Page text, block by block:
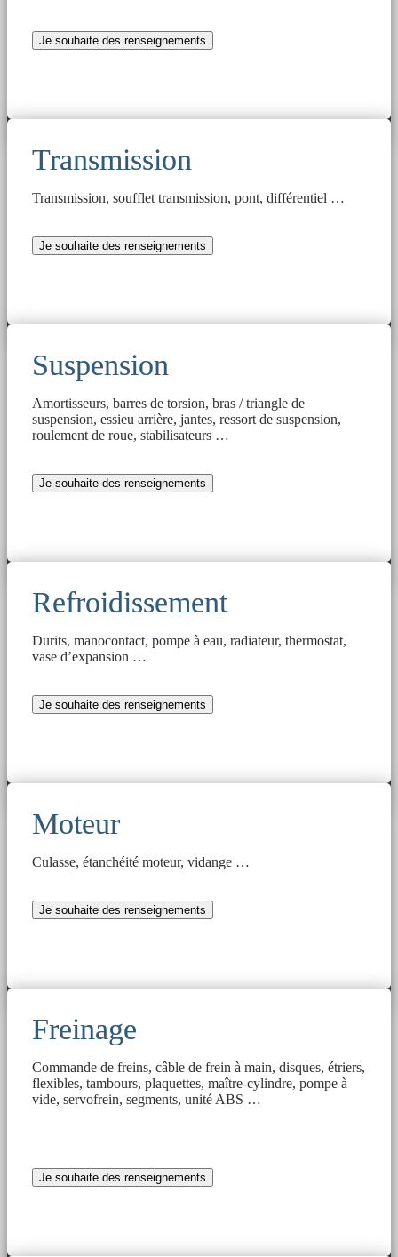
Je souhaite des renseignements
Transmission
Transmission, soufflet transmission, pont, différentiel …
Je souhaite des renseignements
Suspension
Amortisseurs, barres de torsion, bras / triangle de
suspension, essieu arrière, jantes, ressort de suspension,
roulement de roue, stabilisateurs …
Je souhaite des renseignements
Refroidissement
Durits, manocontact, pompe à eau, radiateur, thermostat,
vase d’expansion …
Je souhaite des renseignements
Moteur
Culasse, étanchéité moteur, vidange …
Je souhaite des renseignements
Freinage
Commande de freins, câble de frein à main, disques, étriers,
flexibles, tambours, plaquettes, maître-cylindre, pompe à
vide, servofrein, segments, unité ABS …
Je souhaite des renseignements